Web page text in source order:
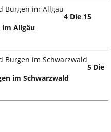
4 Die 15
im Allgäu
5 Die
im Schwarzwald